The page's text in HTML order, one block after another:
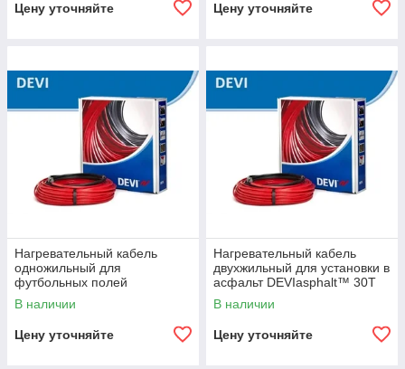
Цену уточняйте Цену уточняйте
Нагревательный кабель
одножильный для
футбольных полей
DEVIsport™
В наличии
Цену уточняйте
Нагревательный кабель
двухжильный для установки в
асфальт DEVIasphalt™ 30T
В наличии
Цену уточняйте